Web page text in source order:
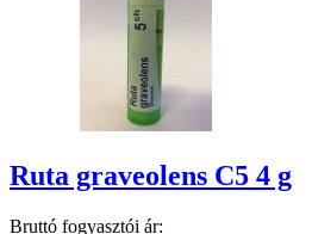
Ruta graveolens C5 4 g
Bruttó fogyasztói ár: